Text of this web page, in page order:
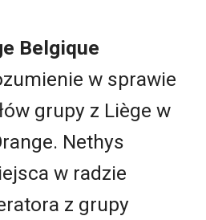
Belgique
w sprawie
grupy z Liège w
Nethys
w radzie
z grupy